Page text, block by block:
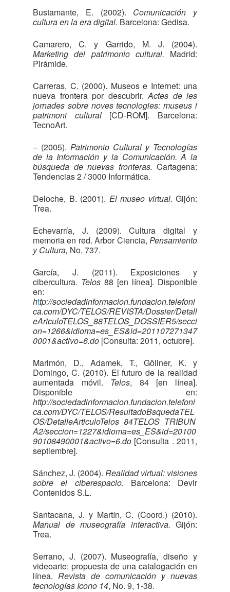
Bustamante, E. (2002). Comunicación y
cultura en la era digital. Barcelona: Gedisa.
Camarero, C. y Garrido, M. J. (2004).
Marketing del patrimonio cultural. Madrid:
Pirámide.
Carreras, C. (2000). Museos e Internet: una
nueva frontera por descubrir. Actes de les
jornades sobre noves tecnologies: museus i
patrimoni cultural[CD-ROM]. Barcelona:
TecnoArt.
– (2005). Patrimonio Cultural y Tecnologías
de la Información y la Comunicación. A la
búsqueda de nuevas fronteras. Cartagena:
Tendencias 2 / 3000 Informática.
Deloche, B. (2001). El museo virtual. Gijón:
Trea.
Echevarría, J. (2009). Cultura digital y
memoria en red. Arbor Ciencia, Pensamiento
y Cultura, No. 737.
García, J. (2011). Exposiciones y
cibercultura. Telos 88 [en línea]. Disponible
en:
http://sociedadinformacion.fundacion.telefoni
ca.com/DYC/TELOS/REVISTA/Dossier/Detall
eArtculoTELOS_88TELOS_DOSSIER5/secci
on=1266&idioma=es_ES&id=201107271347
0001&activo=6.do [Consulta: 2011, octubre].
Marimón, D., Adamek, T., Göllner, K. y
Domingo, C. (2010). El futuro de la realidad
aumentada móvil. Telos, 84 [en línea].
Disponible en:
http://sociedadinformacion.fundacion.telefoni
ca.com/DYC/TELOS/ResultadoBsquedaTEL
OS/DetalleArticuloTelos_84TELOS_TRIBUN
A2/seccion=1227&idioma=es_ES&id=20100
90108490001&activo=6.do [Consulta . 2011,
septiembre].
Sánchez, J. (2004). Realidad virtual: visiones
sobre el ciberespacio. Barcelona: Devir
Contenidos S.L.
Santacana, J. y Martín, C. (Coord.) (2010).
Manual de museografía interactiva. Gijón:
Trea.
Serrano, J. (2007). Museografía, diseño y
videoarte: propuesta de una catalogación en
línea. Revista de comunicación y nuevas
tecnologías Icono 14, No. 9, 1-38.